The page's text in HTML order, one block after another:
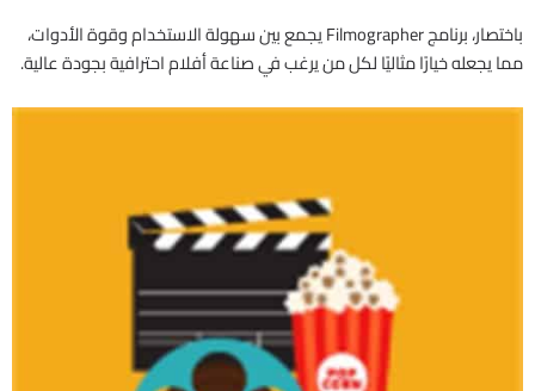
باختصار، برنامج Filmographer يجمع بين سهولة الاستخدام وقوة الأدوات،
مما يجعله خيارًا مثاليًا لكل من يرغب في صناعة أفلام احترافية بجودة عالية.